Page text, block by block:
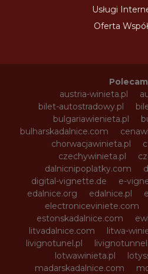
Usługi
Oferta
austria-winieta.pl
bilet-autostradowy.pl
bulgariawienieta.pl
bulharskadalnice.com
chorwacjawinieta.pl
czechywinieta.pl
dalnicnipoplatky.com
digital-vignette.de
e-
edalnice.org
edalnice.pl
electroniceviniete.com
estonskadalnice.com
litvadalnice.com
litwa-
livignotunel.pl
lotwawinieta.pl
madarskadalnice.com